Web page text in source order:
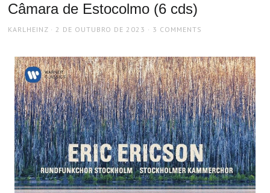
Câmara de Estocolmo (6 cds)
AUTHOR
KARLHEINZ
POSTED
2 DE OUTUBRO DE 2023 3 COMMENTS